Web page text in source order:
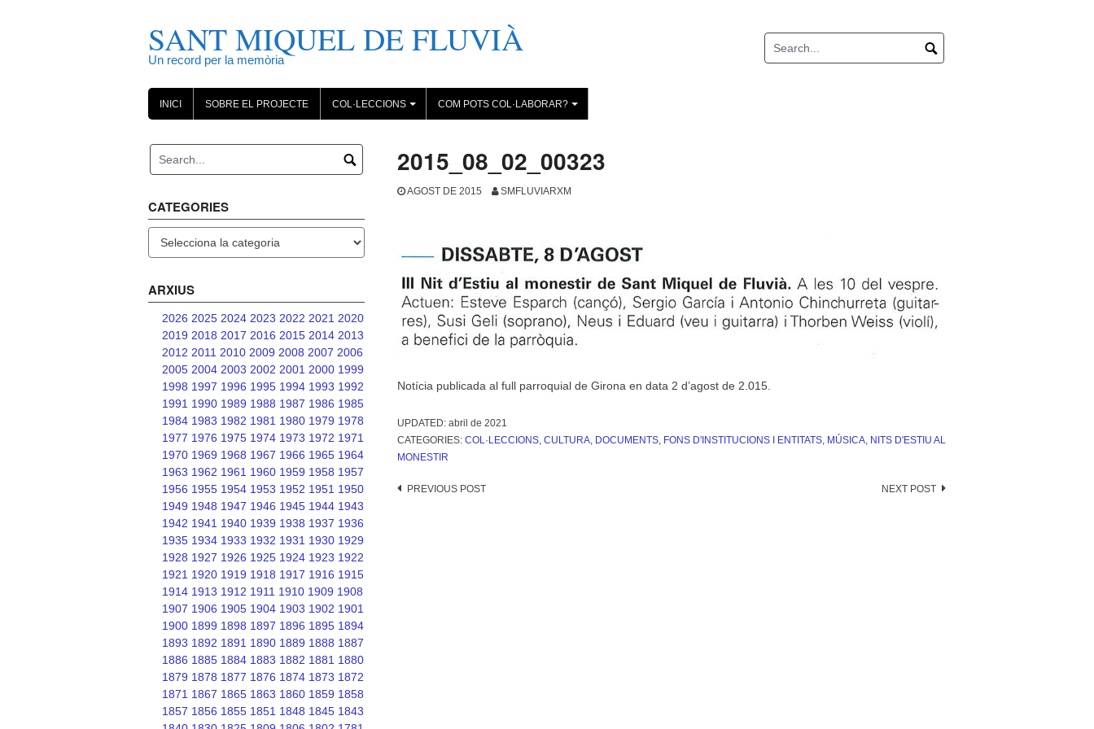
SANT MIQUEL DE FLUVIÀ
Un record per la memòria
INICI SOBRE EL PROJECTE
+
COL·LECCIONS
+
COM POTS COL·LABORAR?
2015_08_02_00323
AGOST DE 2015 SMFLUVIARXM
Notícia publicada al full parroquial de Girona en data 2 d’agost de 2.015.
UPDATED: abril de 2021
CATEGORIES: COL·LECCIONS, CULTURA, DOCUMENTS, FONS D'INSTITUCIONS I ENTITATS, MÚSICA, NITS D'ESTIU AL
MONESTIR
Post
PREVIOUS POST NEXT POST
CATEGORIES
ARXIUS
2026 2025 2024 2023 2022 2021 2020
2019 2018 2017 2016 2015 2014 2013
2012 2011 2010 2009 2008 2007 2006
2005 2004 2003 2002 2001 2000 1999
1998 1997 1996 1995 1994 1993 1992
1991 1990 1989 1988 1987 1986 1985
1984 1983 1982 1981 1980 1979 1978
1977 1976 1975 1974 1973 1972 1971
1970 1969 1968 1967 1966 1965 1964
1963 1962 1961 1960 1959 1958 1957
1956 1955 1954 1953 1952 1951 1950
1949 1948 1947 1946 1945 1944 1943
1942 1941 1940 1939 1938 1937 1936
1935 1934 1933 1932 1931 1930 1929
1928 1927 1926 1925 1924 1923 1922
1921 1920 1919 1918 1917 1916 1915
1914 1913 1912 1911 1910 1909 1908
1907 1906 1905 1904 1903 1902 1901
1900 1899 1898 1897 1896 1895 1894
1893 1892 1891 1890 1889 1888 1887
1886 1885 1884 1883 1882 1881 1880
1879 1878 1877 1876 1874 1873 1872
1871 1867 1865 1863 1860 1859 1858
1857 1856 1855 1851 1848 1845 1843